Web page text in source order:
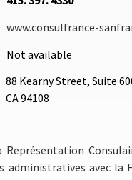
www.consulfrance-
Not available
88 Kearny Street, Suite
CA 94108
Représentation
avec la